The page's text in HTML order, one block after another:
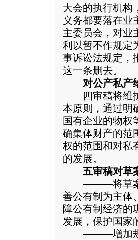
大会的执行机构
义务都要落在业
主委员会，对业
利以暂不作规定
事诉讼法规定，
这一条删去。
对公产私产
四审稿将维护
本原则，通过明
国有企业的物权
确集体财产的范
权的范围和对私
的发展。
五审稿对草案
———将草案第
善公有制为主体
障公有制经济的
发展，保护国家
———增加规定